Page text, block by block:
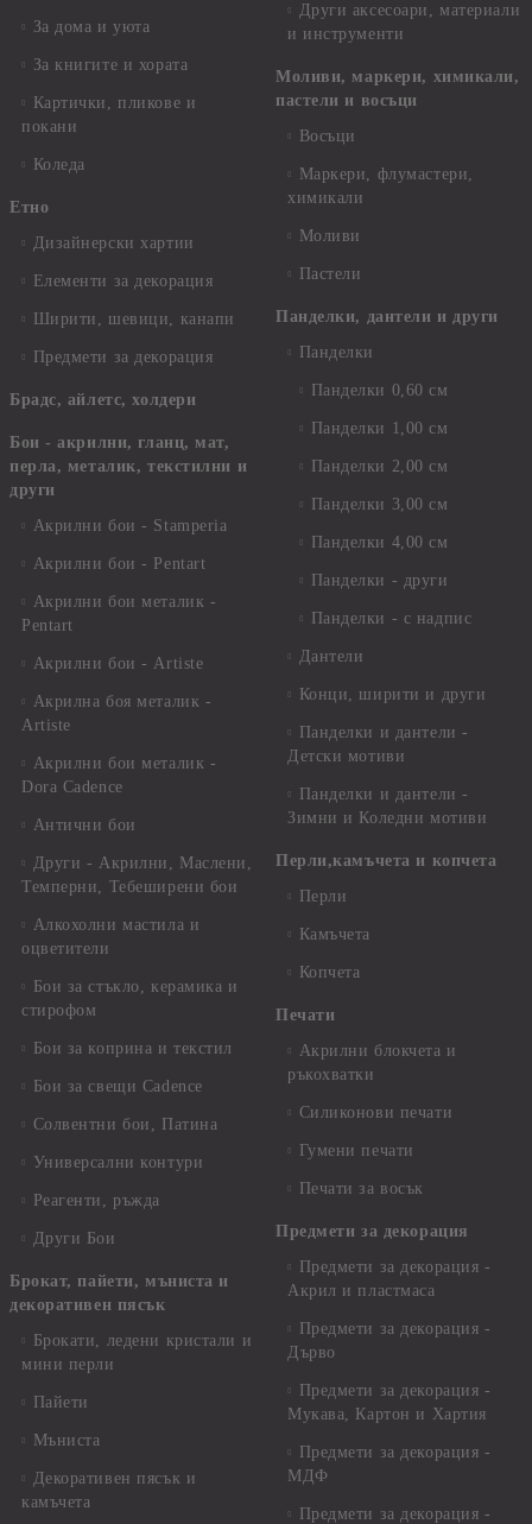
За дома и уюта
За книгите и хората
Картички, пликове и
покани
Коледа
Етно
Дизайнерски хартии
Елементи за декорация
Ширити, шевици, канапи
Предмети за декорация
Брадс, айлетс, холдери
Бои - акрилни, гланц, мат,
перла, металик, текстилни и
други
Акрилни бои - Stamperia
Акрилни бои - Pentart
Акрилни бои металик -
Pentart
Акрилни бои - Artiste
Акрилна боя металик -
Artiste
Акрилни бои металик -
Dora Cadence
Антични бои
Други - Акрилни, Маслени,
Темперни, Тебеширени бои
Алкохолни мастила и
оцветители
Бои за стъкло, керамика и
стирофом
Бои за коприна и текстил
Бои за свещи Cadence
Солвентни бои, Патина
Универсални контури
Реагенти, ръжда
Други Бои
Брокат, пайети, мъниста и
декоративен пясък
Брокати, ледени кристали и
мини перли
Пайети
Мъниста
Декоративен пясък и
камъчета
Други аксесоари, материали
и инструменти
Моливи, маркери, химикали,
пастели и восъци
Восъци
Маркери, флумастери,
химикали
Моливи
Пастели
Панделки, дантели и други
Панделки
Панделки 0,60 см
Панделки 1,00 см
Панделки 2,00 см
Панделки 3,00 см
Панделки 4,00 см
Панделки - други
Панделки - с надпис
Дантели
Конци, ширити и други
Панделки и дантели -
Детски мотиви
Панделки и дантели -
Зимни и Коледни мотиви
Перли,камъчета и копчета
Перли
Камъчета
Копчета
Печати
Акрилни блокчета и
ръкохватки
Силиконови печати
Гумени печати
Печати за восък
Предмети за декорация
Предмети за декорация -
Акрил и пластмаса
Предмети за декорация -
Дърво
Предмети за декорация -
Мукава, Картон и Хартия
Предмети за декорация -
МДФ
Предмети за декорация -